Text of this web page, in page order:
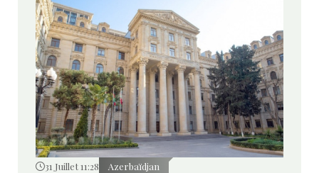
31 Juillet 11:28 Azerbaïdjan